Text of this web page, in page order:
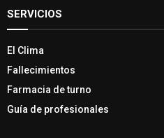
SERVICIOS
El Clima
Fallecimientos
Farmacia de turno
Guía de profesionales